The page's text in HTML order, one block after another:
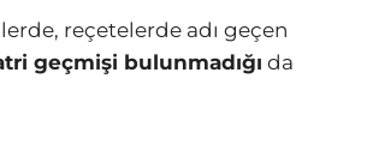
reçetelerde adı geçen
geçmişi bulunmadığı da